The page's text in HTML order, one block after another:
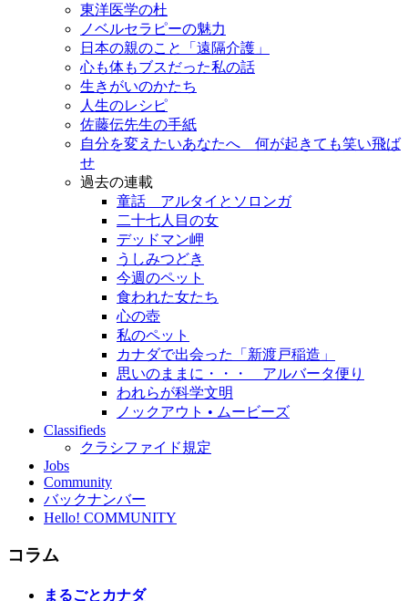
東洋医学の杜
ノベルセラピーの魅力
日本の親のこと「遠隔介護」
心も体もブスだった私の話
生きがいのかたち
人生のレシピ
佐藤伝先生の手紙
自分を変えたいあなたへ 何が起きても笑い飛ば
せ
過去の連載
童話 アルタイとソロンガ
二十七人目の女
デッドマン岬
うしみつどき
今週のペット
食われた女たち
心の壺
私のペット
カナダで出会った「新渡戸稲造」
思いのままに・・・ アルバータ便り
われらが科学文明
ノックアウト • ムービーズ
Classifieds
クラシファイド規定
Jobs
Community
バックナンバー
Hello! COMMUNITY
コラム
まるごとカナダ